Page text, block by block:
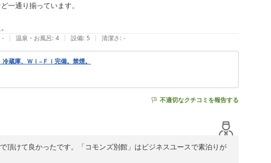
一通り揃っています。
- | 温泉・お風呂: 4 | 設備: 5 | 清潔さ: -
蔵庫、Ｗｉ−Ｆｉ完備。禁煙。
不適切なクチコミを報告する
頂けて良かったです。「コモンズ別館」はビジネスユースで素泊りが
コモンズで対応致しております。長期で夕食付きご希望のお客様は